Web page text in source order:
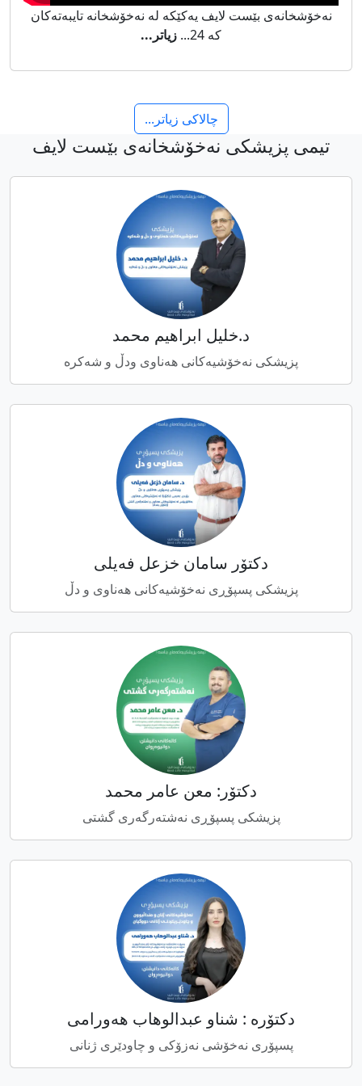
نەخۆشخانەی بێست لایف یەکێکە لە نەخۆشخانە تایبەتەکان
کە 24...
زیاتر...
چالاکى زیاتر...
تیمى پزیشکى نەخۆشخانەى بێست لایف
د.خلیل ابراهیم محمد
پزیشکی نەخۆشیەکانی هەناوی ودڵ و شەکرە
دکتۆر سامان خزعل فەیلی
پزیشکی پسپۆڕی نەخۆشیەکانی هەناوی و دڵ
دکتۆر: معن عامر محمد
پزیشکی پسپۆڕی نەشتەرگەری گشتی
دکتۆرە : شناو عبدالوهاب هەورامی
پسپۆرى نەخۆشى نەزۆکی و چاودێری ژنانی